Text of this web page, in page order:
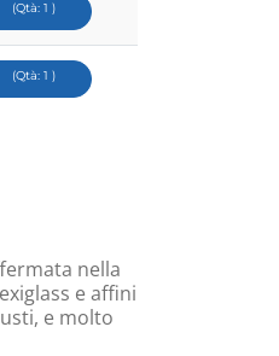
(Qtà:1 )
(Qtà:1 )
nella
e affini
e molto